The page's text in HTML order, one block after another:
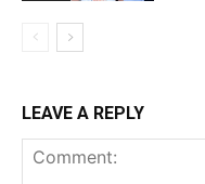
LEAVE A REPLY